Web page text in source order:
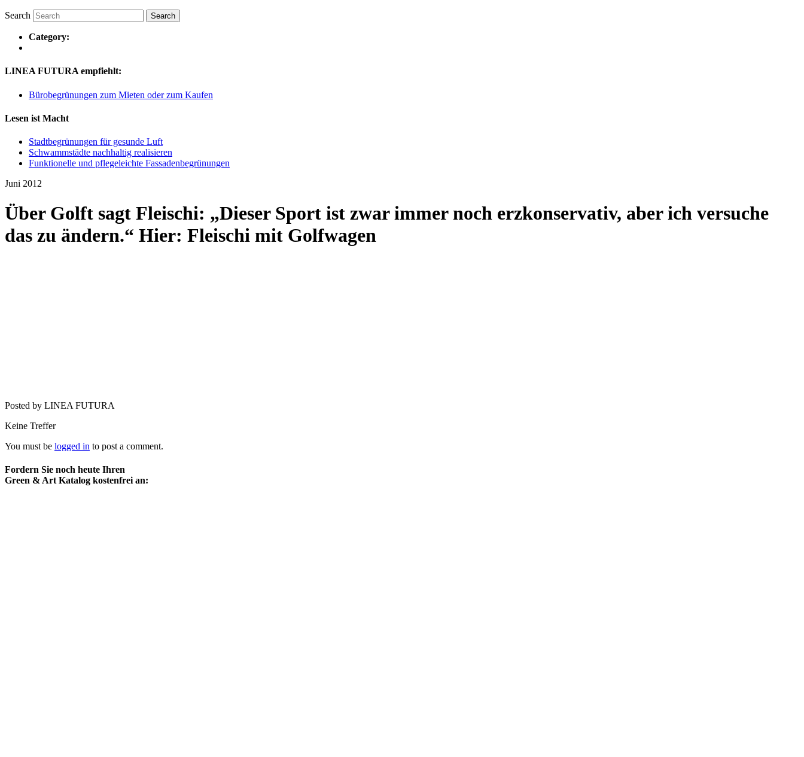
Search
Category:
LINEA FUTURA empfiehlt:
Bürobegrünungen zum Mieten oder zum Kaufen
Lesen ist Macht
Stadtbegrünungen für gesunde Luft
Schwammstädte nachhaltig realisieren
Funktionelle und pflegeleichte Fassadenbegrünungen
Juni 2012
Über Golft sagt Fleischi: „Dieser Sport ist zwar immer noch erzkonservativ, aber ich versuche
das zu ändern.“ Hier: Fleischi mit Golfwagen
Posted by LINEA FUTURA
Keine Treffer
You must be logged in to post a comment.
Fordern Sie noch heute Ihren
Green & Art Katalog kostenfrei an: